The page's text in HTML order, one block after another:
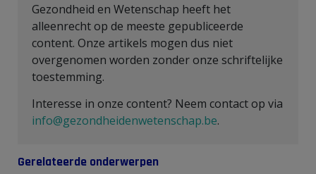
Gezondheid en Wetenschap heeft het
alleenrecht op de meeste gepubliceerde
content. Onze artikels mogen dus niet
overgenomen worden zonder onze schriftelijke
toestemming.
Interesse in onze content? Neem contact op via
info@gezondheidenwetenschap.be.
Gerelateerde onderwerpen